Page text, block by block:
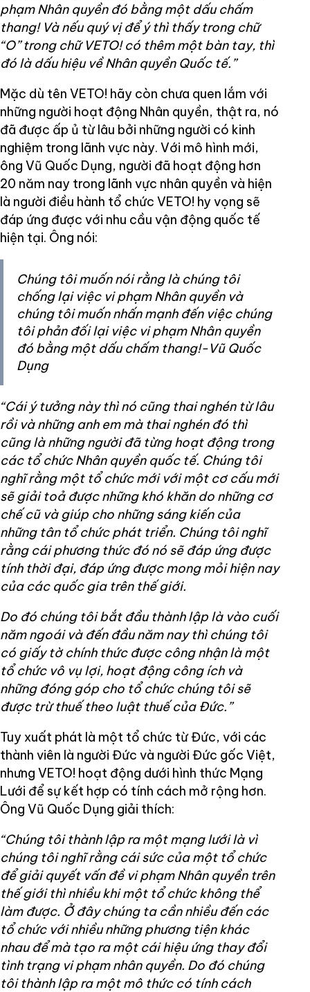
phạm Nhân quyền đó bằng một dấu chấm
thang! Và nếu quý vị để ý thì thấy trong chữ
“O” trong chữ VETO! có thêm một bàn tay, thì
đó là dấu hiệu về Nhân quyền Quốc tế.”
Mặc dù tên VETO! hãy còn chưa quen lắm với
những người hoạt động Nhân quyền, thật ra, nó
đã được ấp ủ từ lâu bởi những người có kinh
nghiệm trong lãnh vực này. Với mô hình mới,
ông Vũ Quốc Dụng, người đã hoạt động hơn
20 năm nay trong lãnh vực nhân quyền và hiện
là người điều hành tổ chức VETO! hy vọng sẽ
đáp ứng được với nhu cầu vận động quốc tế
hiện tại. Ông nói:
Chúng tôi muốn nói rằng là chúng tôi
chống lại việc vi phạm Nhân quyền và
chúng tôi muốn nhấn mạnh đến việc chúng
tôi phản đối lại việc vi phạm Nhân quyền
đó bằng một dấu chấm thang!-Vũ Quốc
Dụng
“Cái ý tưởng này thì nó cũng thai nghén từ lâu
rồi và những anh em mà thai nghén đó thì
cũng là những người đã từng hoạt động trong
các tổ chức Nhân quyền quốc tế. Chúng tôi
nghĩ rằng một tổ chức mới với một cơ cấu mới
sẽ giải toả được những khó khăn do những cơ
chế cũ và giúp cho những sáng kiến của
những tân tổ chức phát triển. Chúng tôi nghĩ
rằng cái phương thức đó nó sẽ đáp ứng được
tính thời đại, đáp ứng được mong mỏi hiện nay
của các quốc gia trên thế giới.
Do đó chúng tôi bắt đầu thành lập là vào cuối
năm ngoái và đến đầu năm nay thì chúng tôi
có giấy tờ chính thức được công nhận là một
tổ chức vô vụ lợi, hoạt động công ích và
những đóng góp cho tổ chức chúng tôi sẽ
được trừ thuế theo luật thuế của Đức.”
Tuy xuất phát là một tổ chức từ Đức, với các
thành viên là người Đức và người Đức gốc Việt,
nhưng VETO! hoạt động dưới hình thức Mạng
Lưới để sự kết hợp có tính cách mở rộng hơn.
Ông Vũ Quốc Dụng giải thích:
“Chúng tôi thành lập ra một mạng lưới là vì
chúng tôi nghĩ rằng cái sức của một tổ chức
để giải quyết vấn đề vi phạm Nhân quyền trên
thế giới thì nhiều khi một tổ chức không thể
làm được. Ở đây chúng ta cần nhiều đến các
tổ chức với nhiều những phương tiện khác
nhau để mà tạo ra một cái hiệu ứng thay đổi
tình trạng vi phạm nhân quyền. Do đó chúng
tôi thành lập ra một mô thức có tính cách